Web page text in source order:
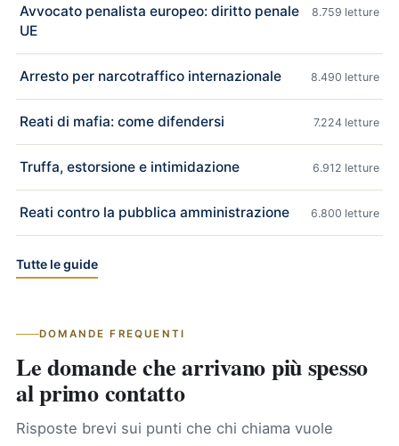
Avvocato penalista europeo: diritto penale
UE
8.759 letture
Arresto per narcotraffico internazionale 8.490 letture
Reati di mafia: come difendersi 7.224 letture
Truffa, estorsione e intimidazione 6.912 letture
Reati contro la pubblica amministrazione 6.800 letture
Tutte le guide
DOMANDE FREQUENTI
Le domande che arrivano più spesso
al primo contatto
Risposte brevi sui punti che chi chiama vuole